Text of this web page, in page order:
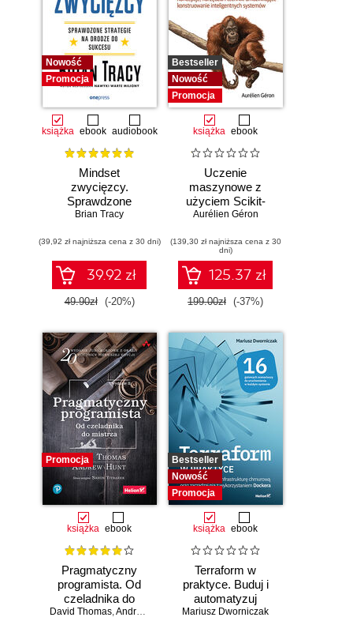
Nowość
Promocja
książka ebook audiobook
Mindset
zwycięzcy.
Sprawdzone
strategie na drodze
Brian Tracy
(39,92 zł najniższa cena z 30 dni)
39.92 zł
49.90zł (-20%)
Bestseller
Nowość
Promocja
książka ebook
Uczenie
maszynowe z
użyciem Scikit-
Learn i PyTorch.
narzędzia i techniki
umożliwiające
konstruowanie
inteligentnych
systemów
Aurélien Géron
(139,30 zł najniższa cena z 30
dni)
125.37 zł
199.00zł (-37%)
Promocja
książka ebook
Pragmatyczny
programista. Od
czeladnika do
mistrza. Wydanie II
David Thomas,Andrew Hunt
Bestseller
Nowość
Promocja
książka ebook
Terraform w
praktyce. Buduj i
automatyzuj
infrastrukturę
Mariusz Dworniczak